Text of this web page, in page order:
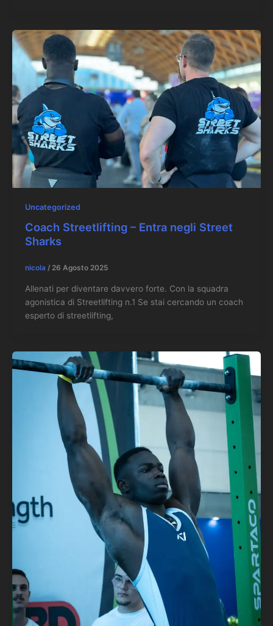
Uncategorized
Coach Streetlifting – Entra negli Street
Sharks
nicola / 26 Agosto 2025
Allenati per diventare davvero forte. Con la squadra
agonistica di Streetlifting n.1 Se stai cercando un coach
esperto di streetlifting,